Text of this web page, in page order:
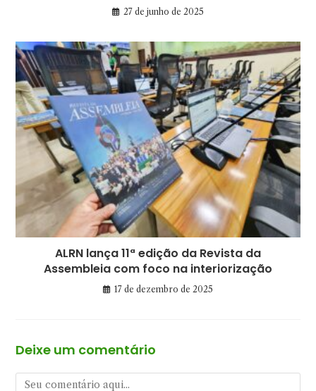
27 de junho de 2025
ALRN lança 11ª edição da Revista da
Assembleia com foco na interiorização
17 de dezembro de 2025
Deixe um comentário
Comentário